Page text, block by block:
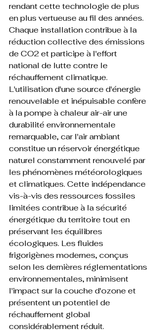
rendant cette technologie de plus
en plus vertueuse au fil des années.
Chaque installation contribue à la
réduction collective des émissions
de CO2 et participe à l'effort
national de lutte contre le
réchauffement climatique.
L'utilisation d'une source d'énergie
renouvelable et inépuisable confère
à la pompe à chaleur air-air une
durabilité environnementale
remarquable, car l'air ambiant
constitue un réservoir énergétique
naturel constamment renouvelé par
les phénomènes météorologiques
et climatiques. Cette indépendance
vis-à-vis des ressources fossiles
limitées contribue à la sécurité
énergétique du territoire tout en
préservant les équilibres
écologiques. Les fluides
frigorigènes modernes, conçus
selon les dernières réglementations
environnementales, minimisent
l'impact sur la couche d'ozone et
présentent un potentiel de
réchauffement global
considérablement réduit.